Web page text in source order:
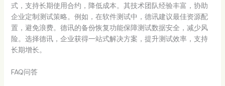
式，支持长期使用合约，降低成本。其技术团队经验丰富，协助
企业定制测试策略。例如，在软件测试中，德讯建议最佳资源配
置，避免浪费。德讯的备份恢复功能保障测试数据安全，减少风
险。选择德讯，企业获得一站式解决方案，提升测试效率，支持
长期增长。
FAQ问答